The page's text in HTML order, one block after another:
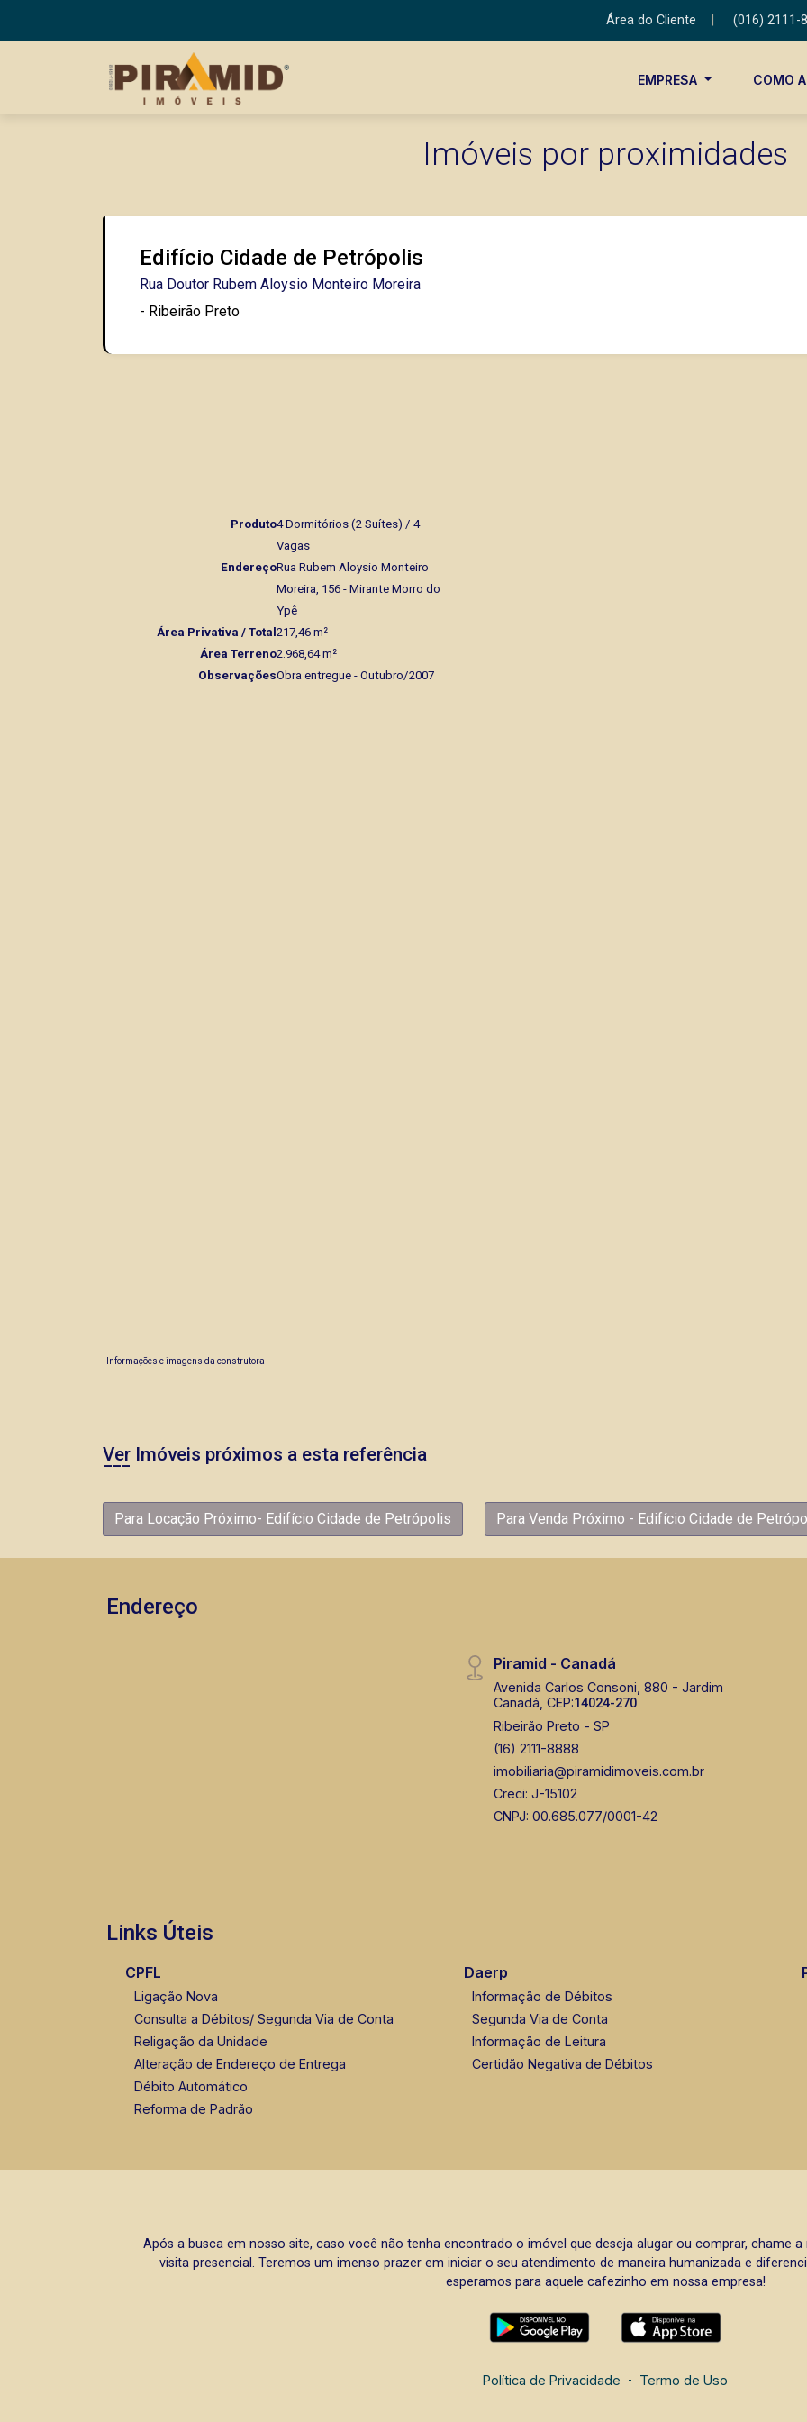
Área do Cliente (016) 2111-
EMPRESA COMO
Imóveis por proximidades
Edifício Cidade de Petrópolis
Rua Doutor Rubem Aloysio Monteiro Moreira
- Ribeirão Preto
Produto4 Dormitórios (2 Suítes) / 4
Vagas
EndereçoRua Rubem Aloysio Monteiro
Moreira, 156 - Mirante Morro do
Ypê
Área Privativa / Total 217,46 m²
Área Terreno2.968,64 m²
ObservaçõesObra entregue - Outubro/2007
Informações e imagens da construtora
Ver Imóveis próximos a esta referência
Para Locação Próximo- Edifício Cidade de Petrópolis Para Venda Próximo - Edifício Cidade de
Endereço
Piramid - Canadá
Avenida Carlos Consoni, 880 - Jardim
Canadá, CEP:14024-270
Ribeirão Preto - SP
(16) 2111-8888
imobiliaria@piramidimoveis.com.br
Creci: J-15102
CNPJ: 00.685.077/0001-42
Links Úteis
CPFL
Ligação Nova
Consulta a Débitos/ Segunda Via de Conta
Religação da Unidade
Alteração de Endereço de Entrega
Débito Automático
Reforma de Padrão
Daerp
Informação de Débitos
Segunda Via de Conta
Informação de Leitura
Certidão Negativa de Débitos
Após a busca em nosso site, caso você não tenha encontrado o imóvel que deseja alugar ou comprar, chame
visita presencial. Teremos um imenso prazer em iniciar o seu atendimento de maneira humanizada e
esperamos para aquele cafezinho em nossa empresa!
Política de Privacidade - Termo de Uso